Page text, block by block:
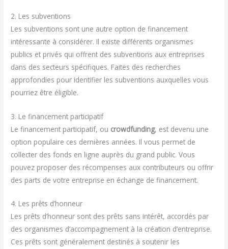
2. Les subventions
Les subventions sont une autre option de financement
intéressante à considérer. Il existe différents organismes
publics et privés qui offrent des subventions aux entreprises
dans des secteurs spécifiques. Faites des recherches
approfondies pour identifier les subventions auxquelles vous
pourriez être éligible.
3. Le financement participatif
Le financement participatif, ou crowdfunding, est devenu une
option populaire ces dernières années. Il vous permet de
collecter des fonds en ligne auprès du grand public. Vous
pouvez proposer des récompenses aux contributeurs ou offrir
des parts de votre entreprise en échange de financement.
4. Les prêts d’honneur
Les prêts d’honneur sont des prêts sans intérêt, accordés par
des organismes d’accompagnement à la création d’entreprise.
Ces prêts sont généralement destinés à soutenir les